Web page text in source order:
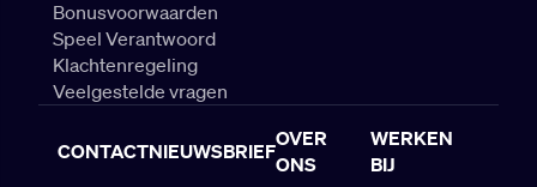
Bonusvoorwaarden
Speel Verantwoord
Klachtenregeling
Veelgestelde vragen
CONTACTNIEUWSBRIEF
OVER
ONS
WERKEN
BIJ